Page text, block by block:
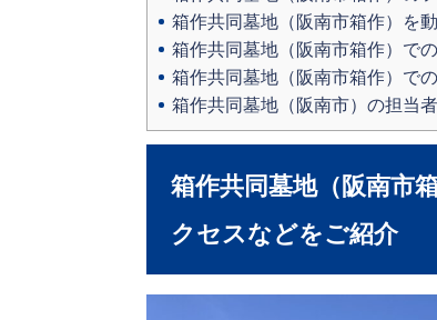
箱作共同墓地（阪南市箱作）を
箱作共同墓地（阪南市箱作）で
箱作共同墓地（阪南市箱作）で
箱作共同墓地（阪南市）の担当
箱作共同墓地（阪南市
クセスなどをご紹介